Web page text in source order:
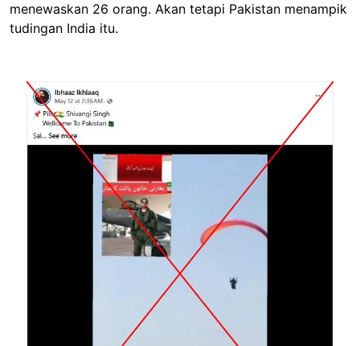
menewaskan 26 orang. Akan tetapi Pakistan menampik
tudingan India itu.
Image